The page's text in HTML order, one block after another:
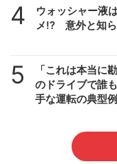
4
ウォッシャー液
メ!? 意外と知
5
「これは本当に
のドライブで誰
手な運転の典型例